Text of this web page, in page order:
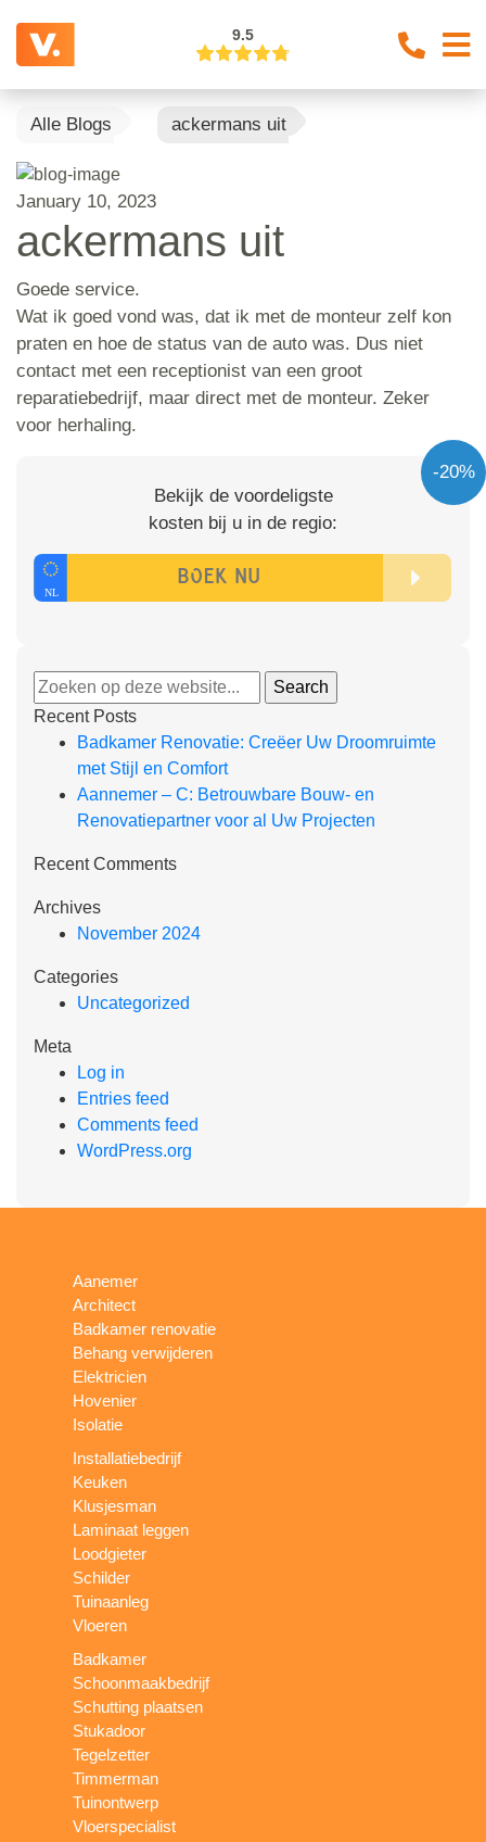
9.5
Alle Blogs ackermans uit
January 10, 2023
ackermans uit
Goede service.
Wat ik goed vond was, dat ik met de monteur zelf kon
praten en hoe de status van de auto was. Dus niet
contact met een receptionist van een groot
reparatiebedrijf, maar direct met de monteur. Zeker
voor herhaling.
-20%
Bekijk de voordeligste
kosten bij u in de regio:
Recent Posts
Badkamer Renovatie: Creëer Uw Droomruimte
met Stijl en Comfort
Aannemer – C: Betrouwbare Bouw- en
Renovatiepartner voor al Uw Projecten
Recent Comments
Archives
November 2024
Categories
Uncategorized
Meta
Log in
Entries feed
Comments feed
WordPress.org
Aanemer
Architect
Badkamer renovatie
Behang verwijderen
Elektricien
Hovenier
Isolatie
Installatiebedrijf
Keuken
Klusjesman
Laminaat leggen
Loodgieter
Schilder
Tuinaanleg
Vloeren
Badkamer
Schoonmaakbedrijf
Schutting plaatsen
Stukadoor
Tegelzetter
Timmerman
Tuinontwerp
Vloerspecialist